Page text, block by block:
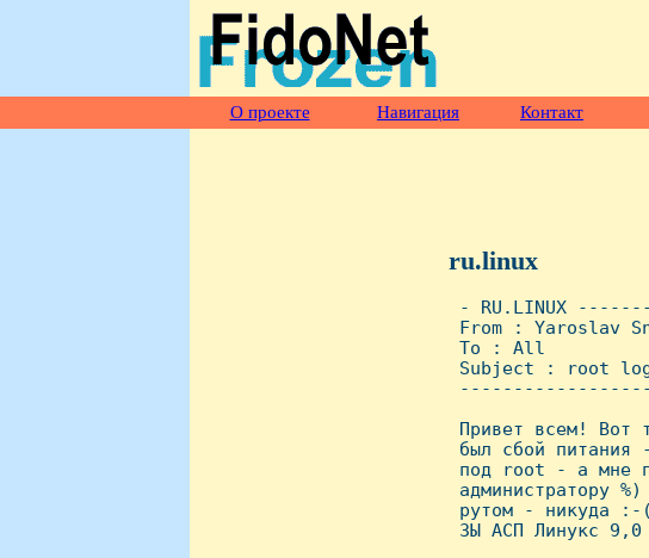
О проекте Навигация Контакт
ru.linux
- RU.LINUX
From :
To : All
Subject : root
Привет всем! Вот
был сбой питания
под root - а мне
администратору
рутом - никуда :-(
ЗЫ АСП Линукс 9,0